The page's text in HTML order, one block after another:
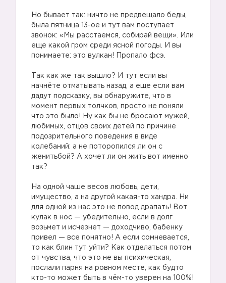
Но бывает так: ничто не предвещало беды,
была пятница 13-ое и тут вам поступает
звонок: «Мы расстаемся, собирай вещи». Или
еще какой гром среди ясной погоды. И вы
понимаете: это вулкан! Пропало фсэ.
Так как же так вышло? И тут если вы
начнёте отматывать назад, а еще если вам
дадут подсказку, вы обнаружите, что в
момент первых толчков, просто не поняли
что это было! Ну как бы не бросают мужей,
любимых, отцов своих детей по причине
подозрительного поведения в виде
колебаний: а не поторопился ли он с
женитьбой? А хочет ли он жить вот именно
так?
На одной чаше весов любовь, дети,
имущество, а на другой какая-то хандра. Ни
для одной из нас это не повод драпать! Вот
кулак в нос — убедительно, если в долг
возьмет и исчезнет — доходчиво, бабенку
привел — все понятно! А если сомневается,
то как блин тут уйти? Как отделаться потом
от чувства, что это не вы психическая,
послали парня на ровном месте, как будто
кто-то может быть в чём-то уверен на 100%!